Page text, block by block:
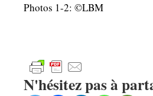
Photos 1-2: ©LBM
N'hésitez pas à